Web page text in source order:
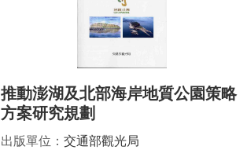
推動澎湖及北部海岸地質公園策略
方案研究規劃
出版單位： 交通部觀光局